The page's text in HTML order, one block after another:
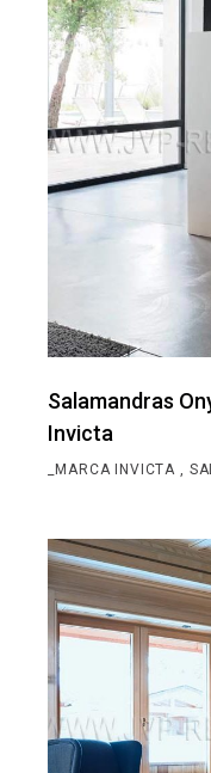
Salamandras
Invicta
_MARCA INVICTA